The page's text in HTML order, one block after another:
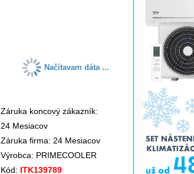
Načítavam dáta ...
Záruka koncový zákazník:
24 Mesiacov
Záruka firma: 24 Mesiacov
Výrobca: PRIMECOOLER
Kód: ITK139789